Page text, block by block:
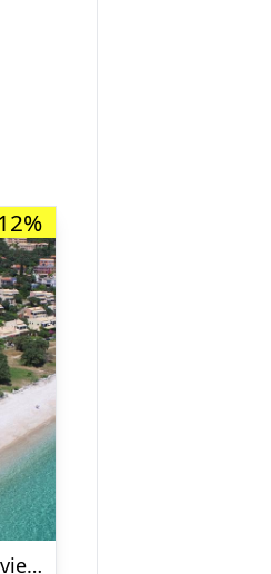
Lejligheder La Riviera Barbati